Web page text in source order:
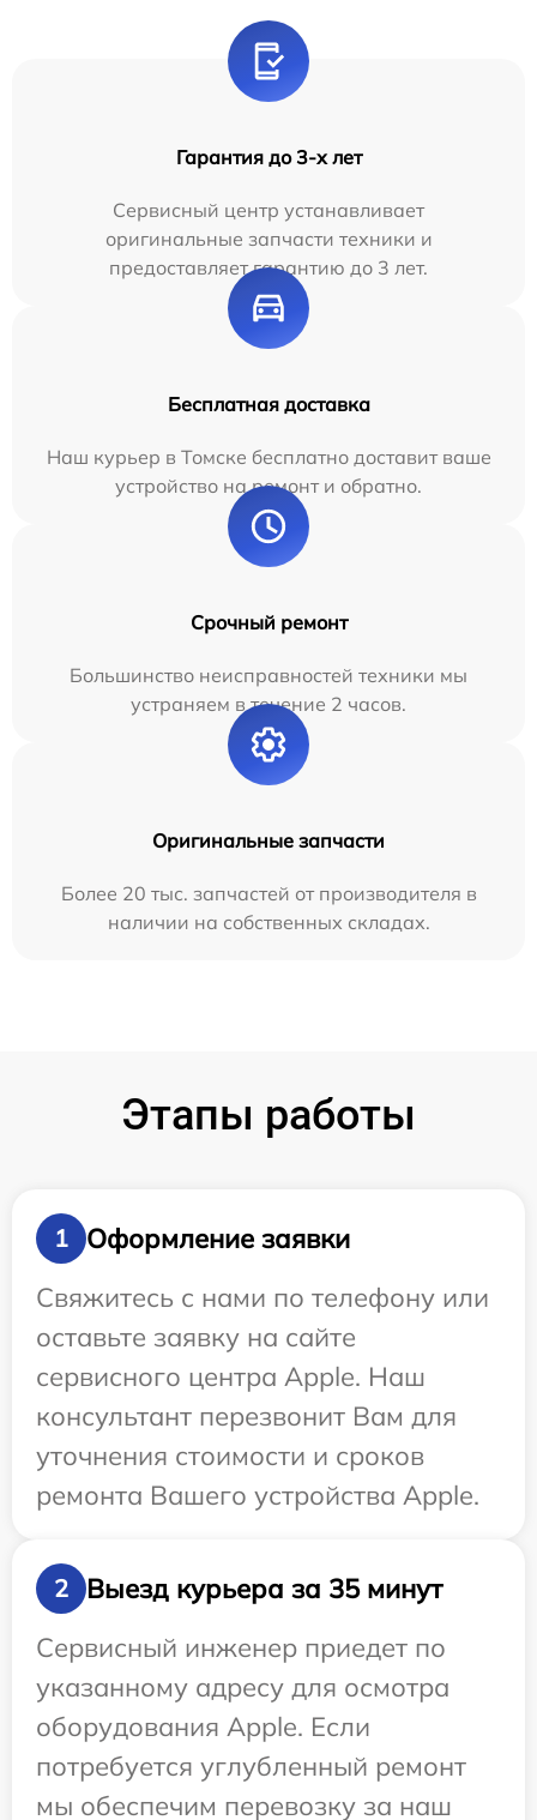
Гарантия до 3-х лет
Сервисный центр устанавливает
оригинальные запчасти техники и
предоставляет гарантию до 3 лет.
Бесплатная доставка
Наш курьер в Томске бесплатно доставит ваше
устройство на ремонт и обратно.
Срочный ремонт
Большинство неисправностей техники мы
устраняем в течение 2 часов.
Оригинальные запчасти
Более 20 тыс. запчастей от производителя в
наличии на собственных складах.
Этапы работы
1
Оформление заявки
Свяжитесь с нами по телефону или
оставьте заявку на сайте
сервисного центра Apple. Наш
консультант перезвонит Вам для
уточнения стоимости и сроков
ремонта Вашего устройства Apple.
2
Выезд курьера за 35 минут
Сервисный инженер приедет по
указанному адресу для осмотра
оборудования Apple. Если
потребуется углубленный ремонт
мы обеспечим перевозку за наш